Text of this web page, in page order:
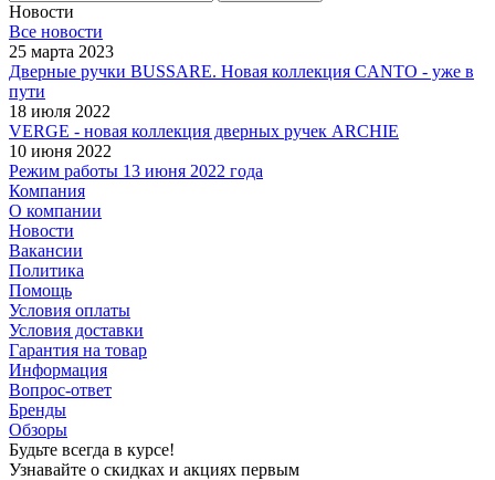
Новости
Все новости
25 марта 2023
Дверные ручки BUSSARE. Новая коллекция CANTO - уже в
пути
18 июля 2022
VERGE - новая коллекция дверных ручек ARCHIE
10 июня 2022
Режим работы 13 июня 2022 года
Компания
О компании
Новости
Вакансии
Политика
Помощь
Условия оплаты
Условия доставки
Гарантия на товар
Информация
Вопрос-ответ
Бренды
Обзоры
Будьте всегда в курсе!
Узнавайте о скидках и акциях первым